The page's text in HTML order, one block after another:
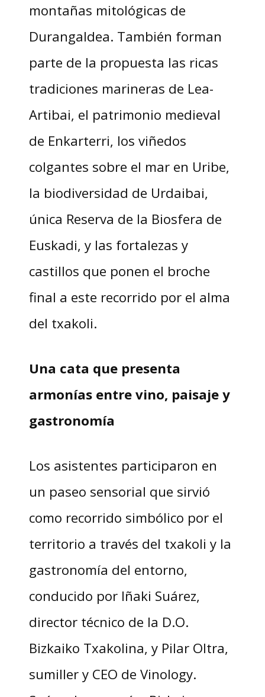
montañas mitológicas de
Durangaldea. También forman
parte de la propuesta las ricas
tradiciones marineras de Lea-
Artibai, el patrimonio medieval
de Enkarterri, los viñedos
colgantes sobre el mar en Uribe,
la biodiversidad de Urdaibai,
única Reserva de la Biosfera de
Euskadi, y las fortalezas y
castillos que ponen el broche
final a este recorrido por el alma
del txakoli.
Una cata que presenta
armonías entre vino, paisaje y
gastronomía
Los asistentes participaron en
un paseo sensorial que sirvió
como recorrido simbólico por el
territorio a través del txakoli y la
gastronomía del entorno,
conducido por Iñaki Suárez,
director técnico de la D.O.
Bizkaiko Txakolina, y Pilar Oltra,
sumiller y CEO de Vinology.